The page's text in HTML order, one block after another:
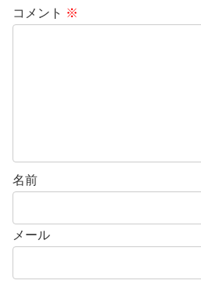
コメント ※
名前
メール